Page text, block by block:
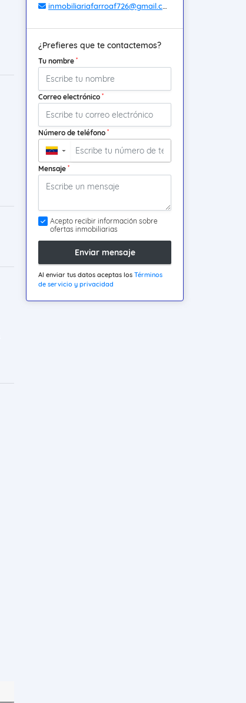
inmobiliariafarroaf726@gmail.com
¿Prefieres que te contactemos?
Tu nombre *
Correo electrónico *
Número de teléfono *
▼
Mensaje *
Acepto recibir información sobre
ofertas inmobiliarias
Enviar mensaje
Al enviar tus datos aceptas los Términos
de servicio y privacidad